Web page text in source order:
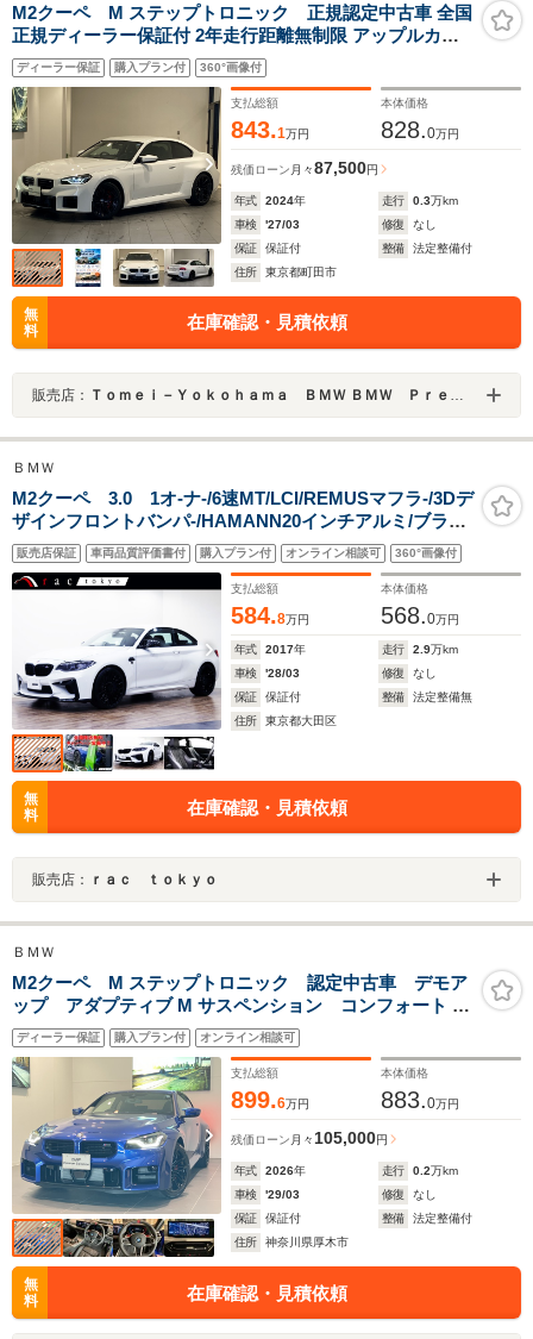
M2クーペ M ステップトロニック 正規認定中古車 全国
正規ディーラー保証付 2年走行距離無制限 アップルカー
プレイ ハーマンカードンスピーカー 本革シート ワ
イヤレス充電 19インチホイール アクティブクルーズ
コントロール
ディーラー保証 購入プラン付 360°画像付
支払総額
843.1万円
本体価格
828.0万円
残価ローン 月々87,500円
年式 2024年 走行 0.3万km
車検
'27/03 修復
なし
保証
保証付 整備
法定整備付
住所
東京都町田市
無
料
在庫確認・見積依頼
販売店： Ｔｏｍｅｉ－Ｙｏｋｏｈａｍａ ＢＭＷ ＢＭＷ Ｐｒｅｍｉｕｍ Ｓｅｌｅｃｔｉｏｎ 町田鶴川
ＢＭＷ
M2クーペ 3.0 1オ-ナ-/6速MT/LCI/REMUSマフラ-/3Dデ
ザインフロントバンパ-/HAMANN20インチアルミ/ブラッ
クキドニ-グリル/カ-ボンミラ-カバ-/LEDヘッドライ
ト/harmankardonサウンド/ハイグロスシャド-ライン/シ-
トヒ-タ-/Bカメラ
販売店保証 車両品質評価書付 購入プラン付 オンライン相談可 360°画像付
支払総額
584.8万円
本体価格
568.0万円
年式 2017年 走行 2.9万km
車検
'28/03 修復
なし
保証
保証付 整備
法定整備無
住所
東京都大田区
無
料
在庫確認・見積依頼
販売店： ｒａｃ ｔｏｋｙｏ
ＢＭＷ
M2クーペ M ステップトロニック 認定中古車 デモア
ップ アダプティブ M サスペンション コンフォート ア
クセス システム M コンパウンド ブレーキ M ライト
シャドー ライン Aクルーズコントロール+Stop&Go
機能
ディーラー保証 購入プラン付 オンライン相談可
支払総額
899.6万円
本体価格
883.0万円
残価ローン 月々105,000円
年式 2026年 走行 0.2万km
車検
'29/03 修復
なし
保証
保証付 整備
法定整備付
住所
神奈川県厚木市
無
料
在庫確認・見積依頼